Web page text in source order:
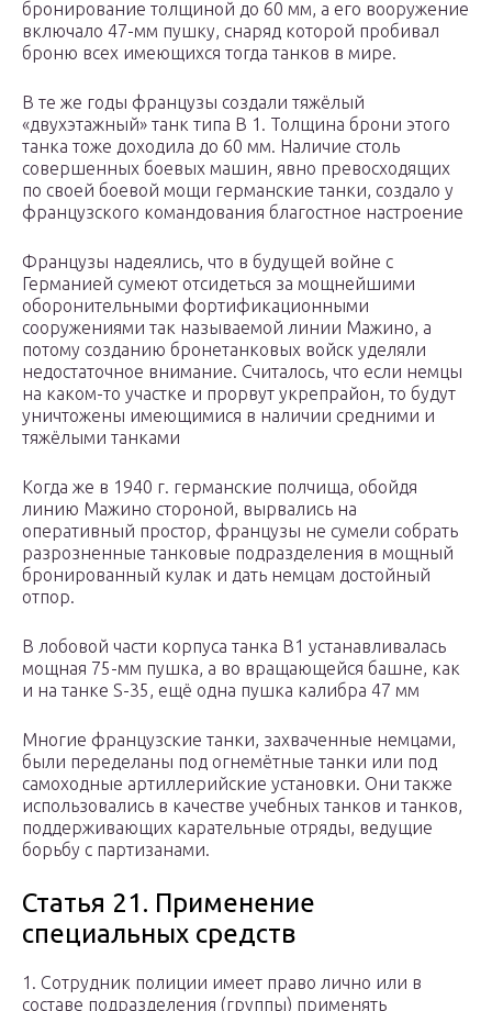
бронирование толщиной до 60 мм, а его вооружение
включало 47-мм пушку, снаряд которой пробивал
броню всех имеющихся тогда танков в мире.
В те же годы французы создали тяжёлый
«двухэтажный» танк типа В 1. Толщина брони этого
танка тоже доходила до 60 мм. Наличие столь
совершенных боевых машин, явно превосходящих
по своей боевой мощи германские танки, создало у
французского командования благостное настроение
Французы надеялись, что в будущей войне с
Германией сумеют отсидеться за мощнейшими
оборонительными фортификационными
сооружениями так называемой линии Мажино, а
потому созданию бронетанковых войск уделяли
недостаточное внимание. Считалось, что если немцы
на каком-то участке и прорвут укрепрайон, то будут
уничтожены имеющимися в наличии средними и
тяжёлыми танками
Когда же в 1940 г. германские полчища, обойдя
линию Мажино стороной, вырвались на
оперативный простор, французы не сумели собрать
разрозненные танковые подразделения в мощный
бронированный кулак и дать немцам достойный
отпор.
В лобовой части корпуса танка B1 устанавливалась
мощная 75-мм пушка, а во вращающейся башне, как
и на танке S-35, ещё одна пушка калибра 47 мм
Многие французские танки, захваченные немцами,
были переделаны под огнемётные танки или под
самоходные артиллерийские установки. Они также
использовались в качестве учебных танков и танков,
поддерживающих карательные отряды, ведущие
борьбу с партизанами.
Статья 21. Применение
специальных средств
1. Сотрудник полиции имеет право лично или в
составе подразделения (группы) применять